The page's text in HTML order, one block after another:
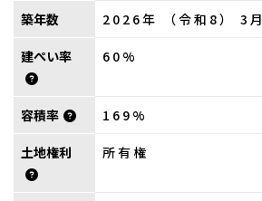
築年数 2026年 （令和8） 3月
建ぺい率 60%
容積率 169%
土地権利 所有権